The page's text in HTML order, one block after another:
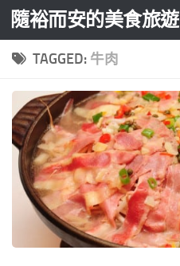
Skip to content
隨裕而安的美食旅遊
TAGGED: 牛肉